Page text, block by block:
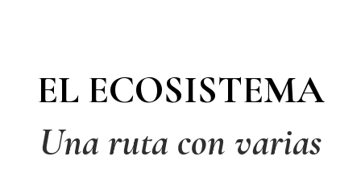
EL ECOSISTEMA
Una ruta con varias